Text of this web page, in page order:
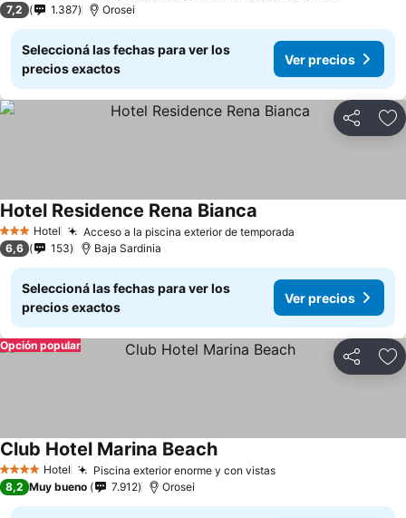
7,2 1.387 Orosei
Seleccioná las fechas para ver los
precios exactos
Ver precios
Compartir
3 Estrellas
Hotel Acceso a la piscina exterior de temporada
Hotel Residence Rena Bianca
6,6 153 Baja Sardinia
Seleccioná las fechas para ver los
precios exactos
Ver precios
Compartir
Opción popular
4 EstrellasHotel Piscina exterior enorme y con vistas
Club Hotel Marina Beach
8,2 Muy bueno 7.912 Orosei